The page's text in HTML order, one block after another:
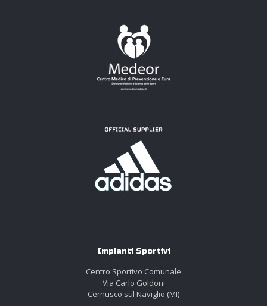
Impianti Sportivi
Centro Sportivo Comunale
Via Carlo Goldoni
Cernusco sul Naviglio (MI)